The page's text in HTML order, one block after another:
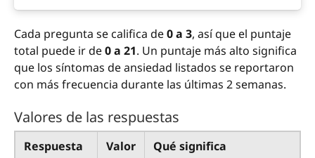
Cada pregunta se califica de0 a 3, así que el puntaje
total puede ir de0 a 21. Un puntaje más alto significa
que los síntomas de ansiedad listados se reportaron
con más frecuencia durante las últimas 2 semanas.
Valores de las respuestas
Respuesta Valor Qué significa